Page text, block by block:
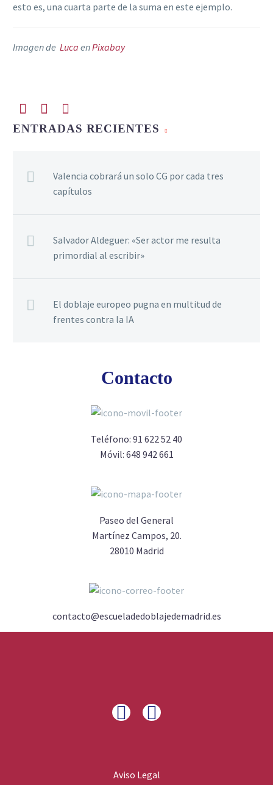
esto es, una cuarta parte de la suma en este ejemplo.
Imagen de Luca enPixabay
ENTRADAS RECIENTES
Valencia cobrará un solo CG por cada tres
capítulos
Salvador Aldeguer: «Ser actor me resulta
primordial al escribir»
El doblaje europeo pugna en multitud de
frentes contra la IA
Contacto
Teléfono: 91 622 52 40
Móvil: 648 942 661
Paseo del General
Martínez Campos, 20.
28010 Madrid
contacto@escueladedoblajedemadrid.es
Aviso Legal